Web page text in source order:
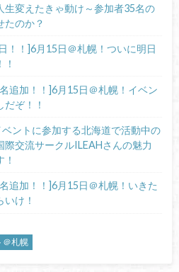
生変えたきゃ動け～参加者35名の
たのか？
！！]6月15日＠札幌！ついに明日
追加！！]6月15日＠札幌！イベン
だぞ！！
ントに参加する北海道で活動中の
際交流サークルILEAHさんの魅力
追加！！]6月15日＠札幌！いきた
け！
＠札幌